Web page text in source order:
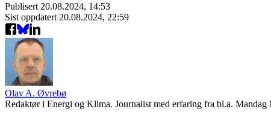
Publisert 20.08.2024, 14:53
Sist oppdatert 20.08.2024, 22:59
Olav A. Øvrebø
Redaktør i Energi og Klima. Journalist med erfaring fra bl.a.